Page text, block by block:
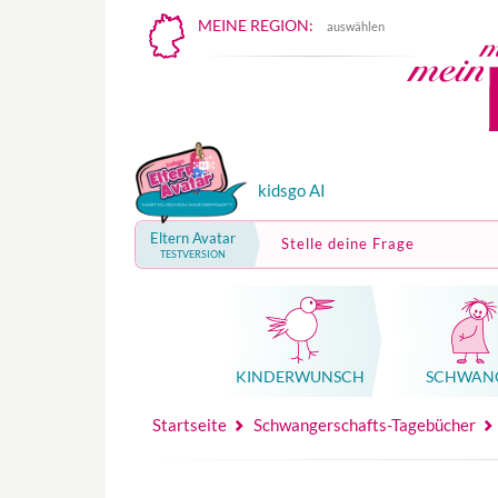
MEINE REGION: auswählen
kidsgo AI
Eltern Avatar
TESTVERSION
Stelle deine Frage
KINDER­WUNSCH
Startseite Schwangerschafts-Tagebücher